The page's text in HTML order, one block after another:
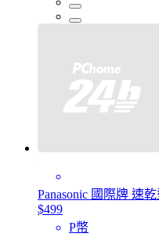
Panasonic 國際牌 速
$499
P幣